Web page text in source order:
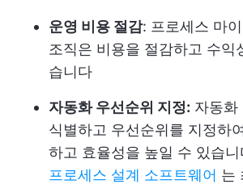
운영 비용 절감: 프로세스 마
조직은 비용을 절감하고 수익
습니다
자동화 우선순위 지정: 자동화
식별하고 우선순위를 지정하
하고 효율성을 높일 수 있습니
프로세스 설계 소프트웨어 는